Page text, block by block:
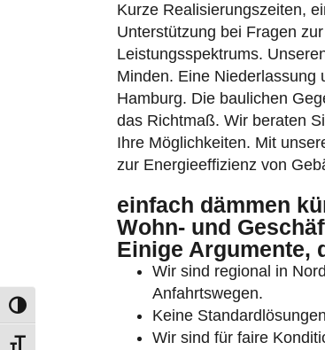
Umschalten auf hohe Kontraste
Schrift vergrößern
Kurze Realisierungszeiten,
Unterstützung bei Fragen zur
Leistungsspektrums.
Minden. Eine Niederlassung
Hamburg. Die baulichen
das Richtmaß. Wir beraten
Ihre Möglichkeiten. Mit
zur Energieeffizienz von
einfach dämmen
Wohn- und
Einige Argumente,
Wir sind regional in
Anfahrtswegen.
Keine
Wir sind für faire